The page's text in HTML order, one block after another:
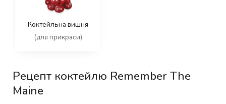
Коктейльна вишня
(для прикраси)
Рецепт коктейлю Remember The
Maine